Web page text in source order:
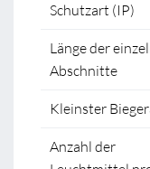
Schutzart (IP)
Länge der
Abschnitte
Kleinster
Anzahl der